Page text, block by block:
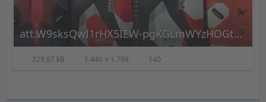
Bob Vandenburgt:
att.W9sksQwI1rHX5IEW-pgKGLmWYzHOGt2XCfhfgQkPkR0.jpeg
229,87 kB 1.440 × 1.799 140